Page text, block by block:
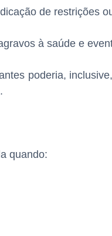
de restrições
à saúde e
poderia,
quando: